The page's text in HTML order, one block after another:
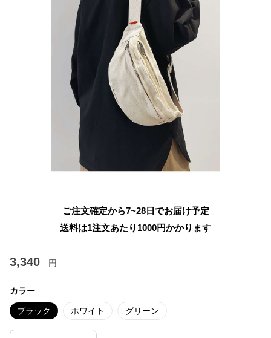
ご注文確定から7~28日でお届け予定
送料は1注文あたり 1000円かかります
3,340 円
カラー
ブラック ホワイト グリーン